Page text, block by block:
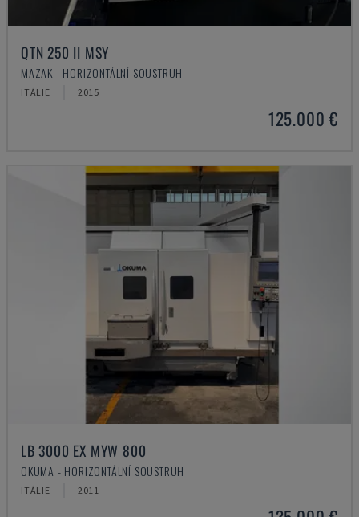
QTN 250 II MSY
MAZAK - HORIZONTÁLNÍ SOUSTRUH
ITÁLIE 2015
125.000 €
LB 3000 EX MYW 800
OKUMA - HORIZONTÁLNÍ SOUSTRUH
ITÁLIE 2011